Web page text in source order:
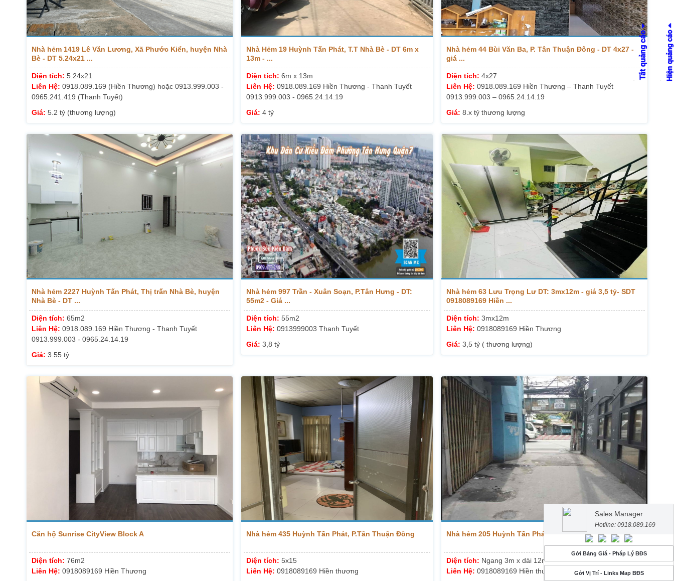
Nhà hẻm 1419 Lê Văn Lương, Xã Phước Kiển, huyện Nhà
Bè - DT 5.24x21 ...
Diện tích: 5.24x21
Liên Hệ: 0918.089.169 (Hiền Thương) hoặc 0913.999.003 -
0965.241.419 (Thanh Tuyết)
Giá: 5.2 tỷ (thương lượng)
Nhà Hẻm 19 Huỳnh Tấn Phát, T.T Nhà Bè - DT 6m x
13m - ...
Diện tích:6m x 13m
Liên Hệ:0918.089.169 Hiền Thương - Thanh Tuyết
0913.999.003 - 0965.24.14.19
Giá:4 tỷ
Nhà hẻm 44 Bùi Văn Ba, P. Tân Thuận Đông - DT 4x27 -
giá ...
Diện tích: 4x27
Liên Hệ: 0918.089.169 Hiền Thương – Thanh Tuyết
0913.999.003 – 0965.24.14.19
Giá: 8.x tỷ thương lượng
Nhà hẻm 2227 Huỳnh Tấn Phát, Thị trấn Nhà Bè, huyện
Nhà Bè - DT ...
Diện tích: 65m2
Liên Hệ: 0918.089.169 Hiền Thương - Thanh Tuyết
0913.999.003 - 0965.24.14.19
Giá: 3.55 tỷ
Nhà hẻm 997 Trần - Xuân Soạn, P.Tân Hưng - DT:
55m2 - Giá ...
Diện tích:55m2
Liên Hệ:0913999003 Thanh Tuyết
Giá:3,8 tỷ
Nhà hẻm 63 Lưu Trọng Lư DT: 3mx12m - giá 3,5 tỷ- SDT
0918089169 Hiền ...
Diện tích: 3mx12m
Liên Hệ: 0918089169 Hiền Thương
Giá: 3,5 tỷ ( thương lượng)
Căn hộ Sunrise CityView Block A
Diện tích: 76m2
Liên Hệ: 0918089169 Hiền Thương
Nhà hẻm 435 Huỳnh Tấn Phát, P.Tân Thuận Đông
Diện tích:5x15
Liên Hệ:0918089169 Hiền thương
Nhà hẻm 205 Huỳnh Tấn Phát, P.Tân Thuận Đông
Diện tích: Ngang 3m x dài 12m
Liên Hệ: 0918089169 Hiền thương
Sales Manager
Hotline: 0918.089.169
Gởi Bảng Giá - Pháp Lý BĐS
Gởi Vị Trí - Links Map BĐS